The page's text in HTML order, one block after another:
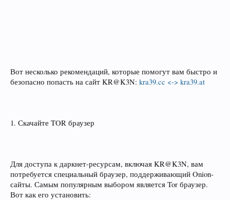
Вот несколько рекомендаций, которые помогут вам быстро и
безопасно попасть на сайт KR@K3N: kra39.cc <-> kra39.at
1. Скачайте TOR браузер
Для доступа к даркнет-ресурсам, включая KR@K3N, вам
потребуется специальный браузер, поддерживающий Onion-
сайты. Самым популярным выбором является Tor браузер.
Вот как его установить: